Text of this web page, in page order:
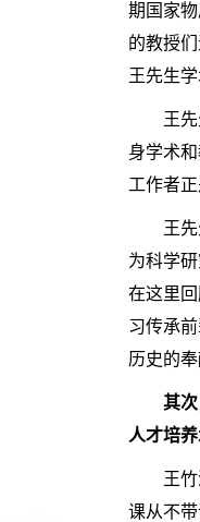
期国家
的教授
王先生
王
身学术
工作者
王
为科学
在这里
习传承
历史的奉
其
人才培养
王
课从不